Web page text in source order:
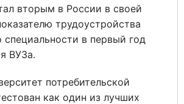
вторым в России в своей
трудоустройства
специальности в первый год
ВУЗа.
потребительской
как один из лучших